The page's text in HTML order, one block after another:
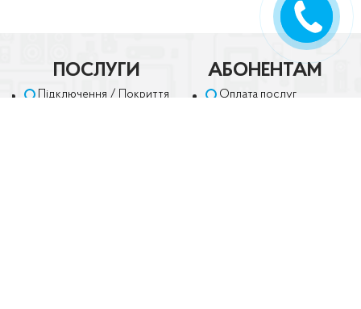
ПОСЛУГИ
Підключення / Покриття
АБОНЕНТАМ
Оплата послуг
ПЕРЕДЗВОНІТЬ
МЕНІ